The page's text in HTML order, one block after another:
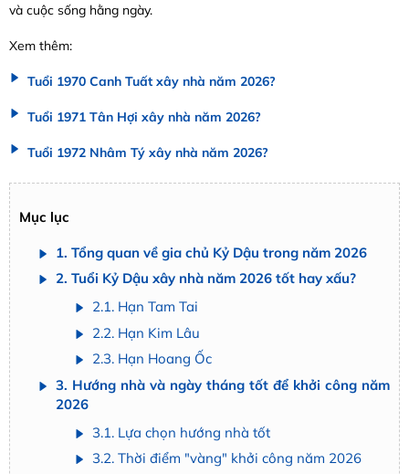
và cuộc sống hằng ngày.
Xem thêm:
Tuổi 1970 Canh Tuất xây nhà năm 2026?
Tuổi 1971 Tân Hợi xây nhà năm 2026?
Tuổi 1972 Nhâm Tý xây nhà năm 2026?
Mục lục
1. Tổng quan về gia chủ Kỷ Dậu trong năm 2026
2. Tuổi Kỷ Dậu xây nhà năm 2026 tốt hay xấu?
2.1. Hạn Tam Tai
2.2. Hạn Kim Lâu
2.3. Hạn Hoang Ốc
3. Hướng nhà và ngày tháng tốt để khởi công năm
2026
3.1. Lựa chọn hướng nhà tốt
3.2. Thời điểm "vàng" khởi công năm 2026